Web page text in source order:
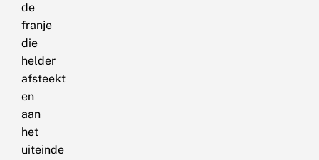
de
franje
die
helder
afsteekt
en
aan
het
uiteinde